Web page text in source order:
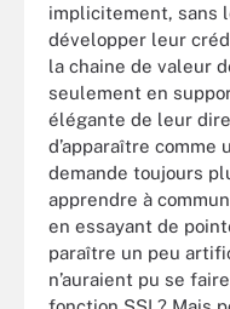
implicitement, sans
développer leur
la chaine de valeur
seulement en
élégante de leur
d’apparaître comme
demande toujours
apprendre à
en essayant de
paraître un peu
n’auraient pu se